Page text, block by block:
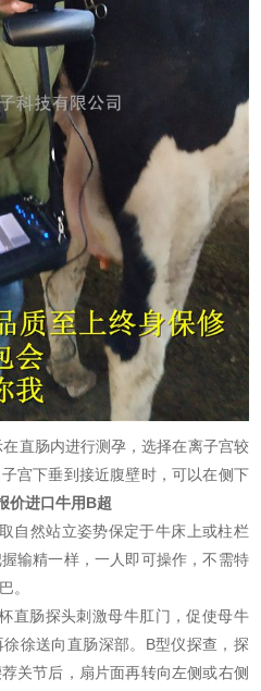
直肠内进行测孕，选择在离子宫较
宫下垂到接近腹壁时，可以在侧下
价进口牛用B超
然站立姿势保定于牛床上或柱栏
输精一样，一人即可操作，不需特
。
直肠探头刺激母牛肛门，促使母牛
徐送向直肠深部。B型仪探查，探
关节后，扇片面再转向左侧或右侧